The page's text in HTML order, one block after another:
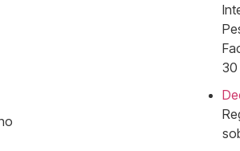
30